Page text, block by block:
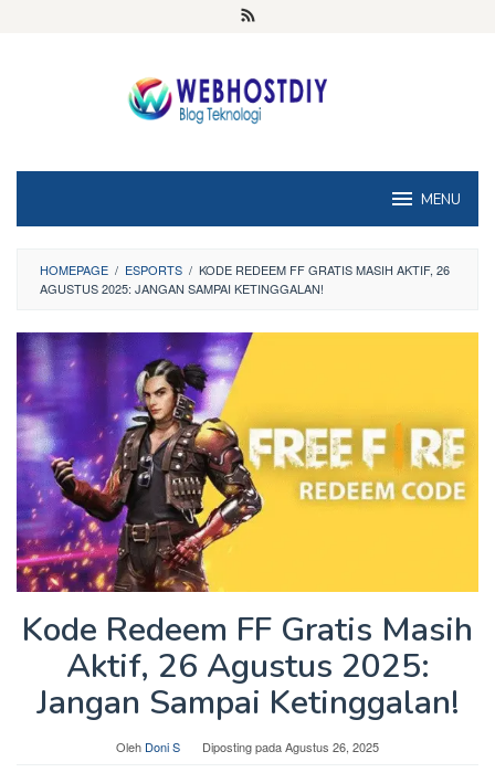
MENU
HOMEPAGE / ESPORTS / KODE REDEEM FF GRATIS MASIH AKTIF, 26
AGUSTUS 2025: JANGAN SAMPAI KETINGGALAN!
Kode Redeem FF Gratis Masih
Aktif, 26 Agustus 2025:
Jangan Sampai Ketinggalan!
Oleh Doni S Diposting padaAgustus 26, 2025